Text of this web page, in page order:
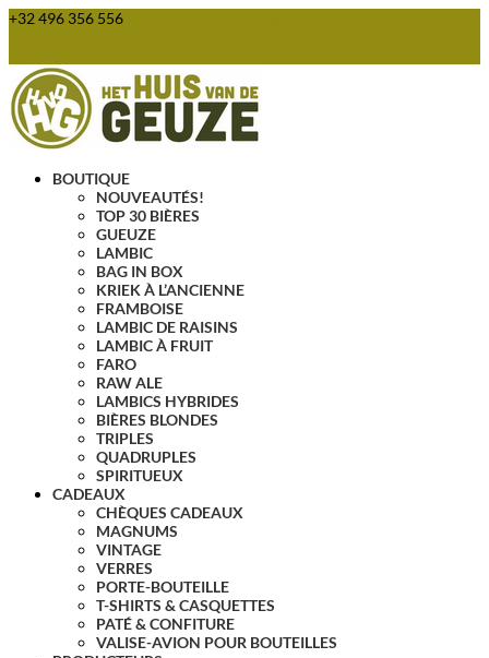
+32 496 356 556
BOUTIQUE
NOUVEAUTÉS!
TOP 30 BIÈRES
GUEUZE
LAMBIC
BAG IN BOX
KRIEK À L’ANCIENNE
FRAMBOISE
LAMBIC DE RAISINS
LAMBIC À FRUIT
FARO
RAW ALE
LAMBICS HYBRIDES
BIÈRES BLONDES
TRIPLES
QUADRUPLES
SPIRITUEUX
CADEAUX
CHÈQUES CADEAUX
MAGNUMS
VINTAGE
VERRES
PORTE-BOUTEILLE
T-SHIRTS & CASQUETTES
PATÉ & CONFITURE
VALISE-AVION POUR BOUTEILLES